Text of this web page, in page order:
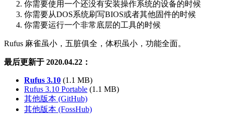
你需要使用一个还没有安装操作系统的设备的时候
你需要从DOS系统刷写BIOS或者其他固件的时候
你需要运行一个非常底层的工具的时候
Rufus 麻雀虽小，五脏俱全，体积虽小，功能全面。
最后更新于 2020.04.22：
Rufus 3.10 (1.1 MB)
Rufus 3.10 Portable (1.1 MB)
其他版本 (GitHub)
其他版本 (FossHub)